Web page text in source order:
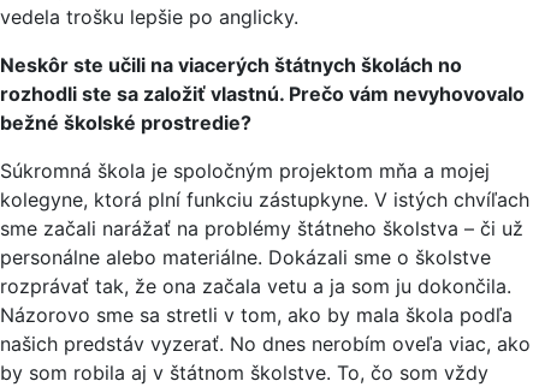
vedela trošku lepšie po anglicky.
Neskôr ste učili na viacerých štátnych školách no
rozhodli ste sa založiť vlastnú. Prečo vám nevyhovovalo
bežné školské prostredie?
Súkromná škola je spoločným projektom mňa a mojej
kolegyne, ktorá plní funkciu zástupkyne. V istých chvíľach
sme začali narážať na problémy štátneho školstva – či už
personálne alebo materiálne. Dokázali sme o školstve
rozprávať tak, že ona začala vetu a ja som ju dokončila.
Názorovo sme sa stretli v tom, ako by mala škola podľa
našich predstáv vyzerať. No dnes nerobím oveľa viac, ako
by som robila aj v štátnom školstve. To, čo som vždy